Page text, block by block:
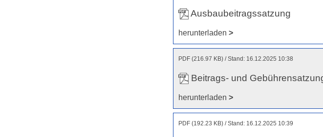
Ausbaubeitragssatzung
herunterladen >
PDF (216.97 KB) Stand: 16.12.2025 10:38
Beitrags- und
herunterladen >
PDF (192.23 KB) Stand: 16.12.2025 10:39